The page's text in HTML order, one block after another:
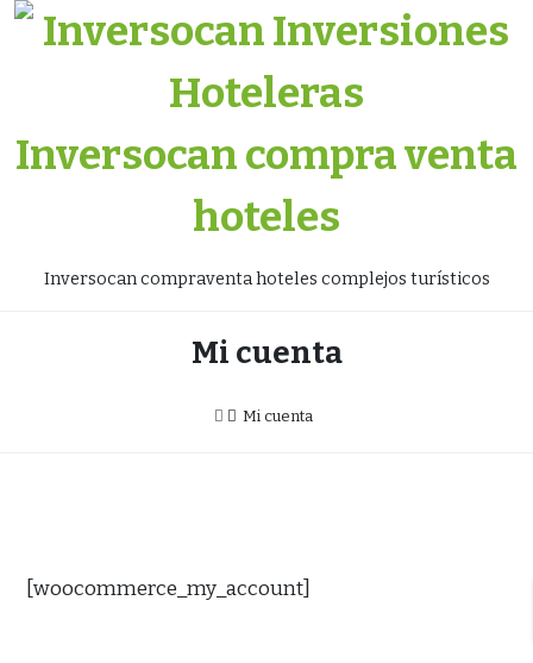
Skip
Inversocan compra venta
hoteles
Inversocan compraventa hoteles complejos turísticos
Mi cuenta
Mi cuenta
[woocommerce_my_account]